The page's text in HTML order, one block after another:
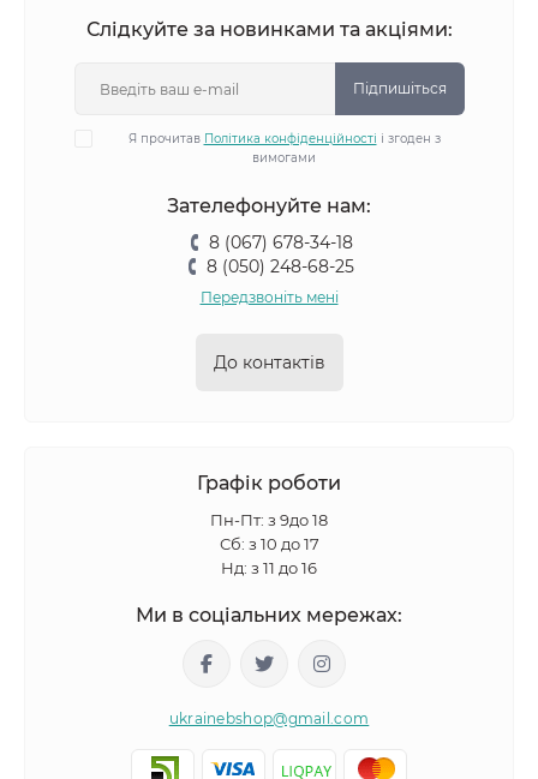
Слідкуйте за новинками та акціями:
Підпишіться
Я прочитав Політика конфіденційності і згоден з
вимогами
Зателефонуйте нам:
8 (067) 678-34-18
8 (050) 248-68-25
Передзвоніть мені
До контактів
Графік роботи
Пн-Пт: з 9до 18
Сб: з 10 до 17
Нд: з 11 до 16
Ми в соціальних мережах:
ukrainebshop@gmail.com